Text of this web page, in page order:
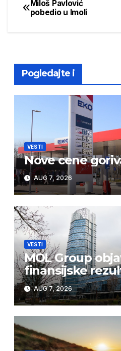
Post
Miloš Pavlović
pobedio u Imoli
Pogledajte i
VESTI
Nove cene
AUG 7, 2026
VESTI
MOL Group
finansijske
AUG 7, 2026